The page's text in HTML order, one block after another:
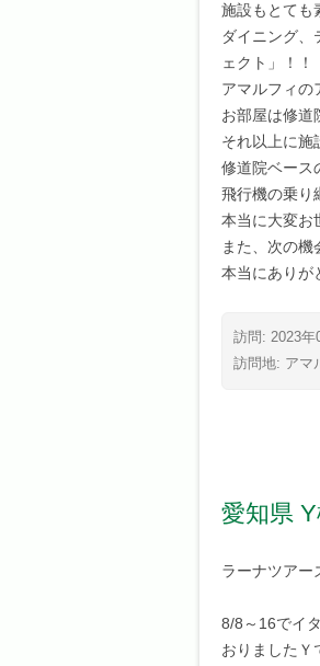
施設もとても
ダイニング、
ェクト」！！
アマルフィの
お部屋は修道
それ以上に施
修道院ベース
飛行機の乗り
本当に大変お
また、次の機
本当にありが
訪問: 2023年
訪問地: アマ
愛知県
ラーナツア
8/8～16でイ
おりましたＹ